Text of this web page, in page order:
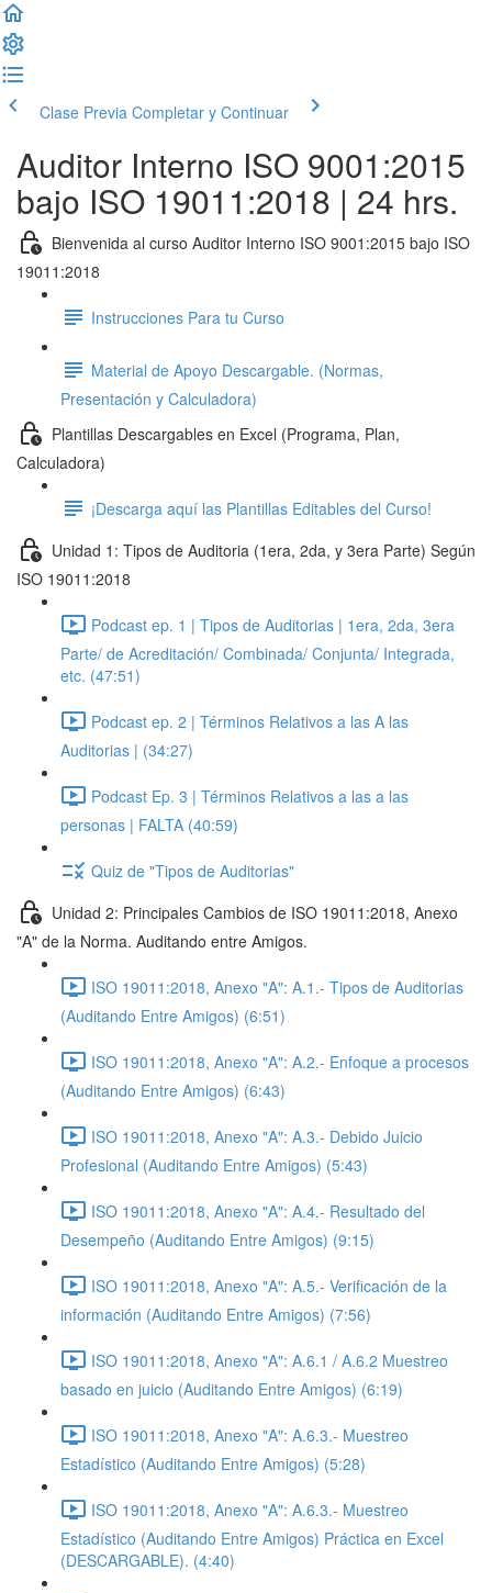
Clase Previa Completar y Continuar
Auditor Interno ISO 9001:2015
bajo ISO 19011:2018 | 24 hrs.
Bienvenida al curso Auditor Interno ISO 9001:2015 bajo ISO
19011:2018
Instrucciones Para tu Curso
Material de Apoyo Descargable. (Normas,
Presentación y Calculadora)
Plantillas Descargables en Excel (Programa, Plan,
Calculadora)
¡Descarga aquí las Plantillas Editables del Curso!
Unidad 1: Tipos de Auditoria (1era, 2da, y 3era Parte) Según
ISO 19011:2018
Podcast ep. 1 | Tipos de Auditorias | 1era, 2da, 3era
Parte/ de Acreditación/ Combinada/ Conjunta/ Integrada,
etc. (47:51)
Podcast ep. 2 | Términos Relativos a las A las
Auditorias | (34:27)
Podcast Ep. 3 | Términos Relativos a las a las
personas | FALTA (40:59)
Quiz de "Tipos de Auditorias"
Unidad 2: Principales Cambios de ISO 19011:2018, Anexo
"A" de la Norma. Auditando entre Amigos.
ISO 19011:2018, Anexo "A": A.1.- Tipos de Auditorias
(Auditando Entre Amigos) (6:51)
ISO 19011:2018, Anexo "A": A.2.- Enfoque a procesos
(Auditando Entre Amigos) (6:43)
ISO 19011:2018, Anexo "A": A.3.- Debido Juicio
Profesional (Auditando Entre Amigos) (5:43)
ISO 19011:2018, Anexo "A": A.4.- Resultado del
Desempeño (Auditando Entre Amigos) (9:15)
ISO 19011:2018, Anexo "A": A.5.- Verificación de la
información (Auditando Entre Amigos) (7:56)
ISO 19011:2018, Anexo "A": A.6.1 / A.6.2 Muestreo
basado en juicio (Auditando Entre Amigos) (6:19)
ISO 19011:2018, Anexo "A": A.6.3.- Muestreo
Estadístico (Auditando Entre Amigos) (5:28)
ISO 19011:2018, Anexo "A": A.6.3.- Muestreo
Estadístico (Auditando Entre Amigos) Práctica en Excel
(DESCARGABLE). (4:40)